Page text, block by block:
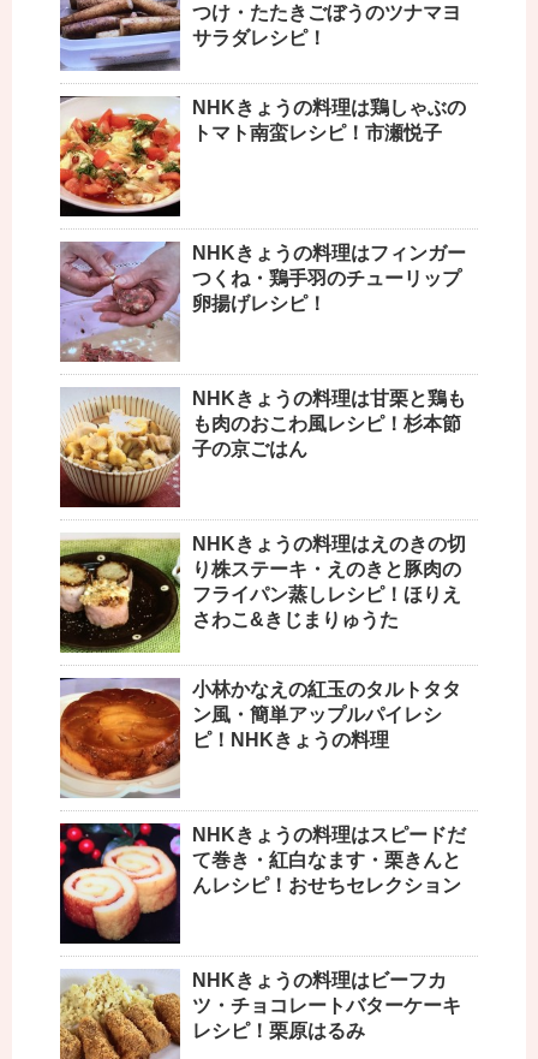
つけ・たたきごぼうのツナマヨ
サラダレシピ！
NHKきょうの料理は鶏しゃぶの
トマト南蛮レシピ！市瀬悦子
NHKきょうの料理はフィンガー
つくね・鶏手羽のチューリップ
卵揚げレシピ！
NHKきょうの料理は甘栗と鶏も
も肉のおこわ風レシピ！杉本節
子の京ごはん
NHKきょうの料理はえのきの切
り株ステーキ・えのきと豚肉の
フライパン蒸しレシピ！ほりえ
さわこ&きじまりゅうた
小林かなえの紅玉のタルトタタ
ン風・簡単アップルパイレシ
ピ！NHKきょうの料理
NHKきょうの料理はスピードだ
て巻き・紅白なます・栗きんと
んレシピ！おせちセレクション
NHKきょうの料理はビーフカ
ツ・チョコレートバターケーキ
レシピ！栗原はるみ